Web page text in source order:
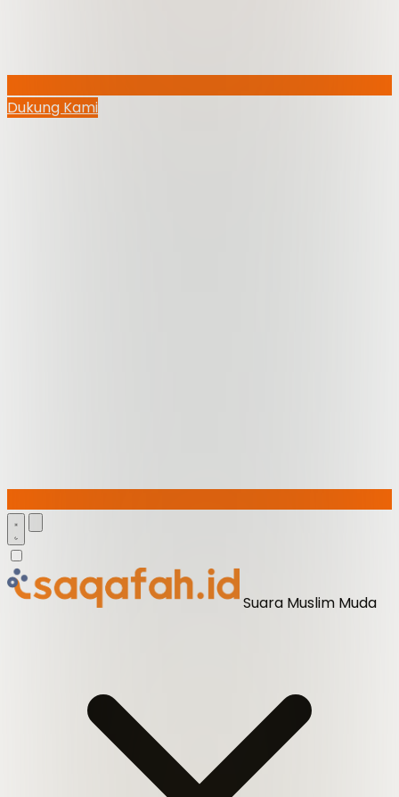
Dukung Kami
Suara Muslim Muda